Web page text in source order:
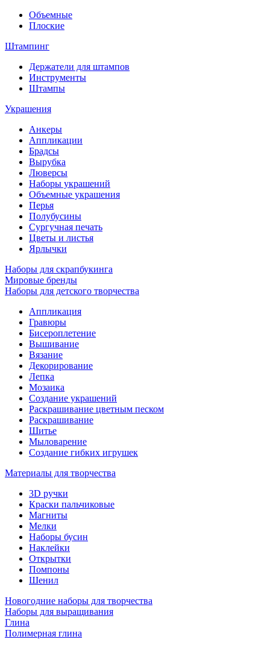
Объемные
Плоские
Штампинг
Держатели для штампов
Инструменты
Штампы
Украшения
Анкеры
Аппликации
Брадсы
Вырубка
Люверсы
Наборы украшений
Объемные украшения
Перья
Полубусины
Сургучная печать
Цветы и листья
Ярлычки
Наборы для скрапбукинга
Мировые бренды
Наборы для детского творчества
Аппликация
Гравюры
Бисероплетение
Вышивание
Вязание
Декорирование
Лепка
Мозаика
Создание украшений
Раскрашивание цветным песком
Раскрашивание
Шитье
Мыловарение
Создание гибких игрушек
Материалы для творчества
3D ручки
Краски пальчиковые
Магниты
Мелки
Наборы бусин
Наклейки
Открытки
Помпоны
Шенил
Новогодние наборы для творчества
Наборы для выращивания
Глина
Полимерная глина